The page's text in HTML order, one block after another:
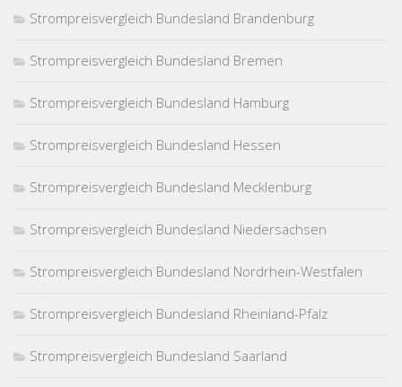
Strompreisvergleich Bundesland Brandenburg
Strompreisvergleich Bundesland Bremen
Strompreisvergleich Bundesland Hamburg
Strompreisvergleich Bundesland Hessen
Strompreisvergleich Bundesland Mecklenburg
Strompreisvergleich Bundesland Niedersachsen
Strompreisvergleich Bundesland Nordrhein-Westfalen
Strompreisvergleich Bundesland Rheinland-Pfalz
Strompreisvergleich Bundesland Saarland